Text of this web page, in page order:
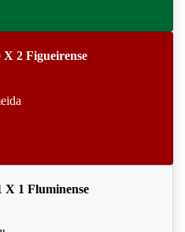
X 2 Figueirense
X 1 Fluminense